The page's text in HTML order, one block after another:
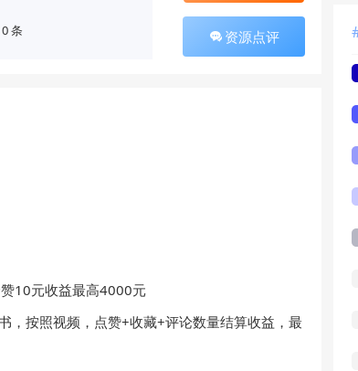
条 资源点评
10元收益最高4000元
，按照视频，点赞+收藏+评论数量结算收益，最